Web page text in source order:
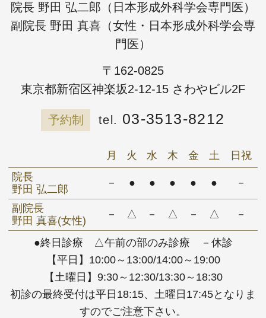
院長 野田 弘二郎（日本形成外科学会専門医）
副院長 野田 真喜（女性・日本形成外科学会専
門医）
〒162-0825
東京都新宿区神楽坂2-12-15 さわやビル2F
予約制 03-3513-8212
●終日診療 △午前の部のみ診療 －休診
【平日】10:00～13:00/14:00～19:00
【土曜日】9:30～12:30/13:30～18:30
初診の最終受付は平日18:15、土曜日17:45となりま
すのでご注意下さい。
月 火 水 木 金 土
日祝
院長
野田 弘二郎
－ ● ● ● ● ● －
副院長
野田 真喜(女性)
－ △ － △ － △ －